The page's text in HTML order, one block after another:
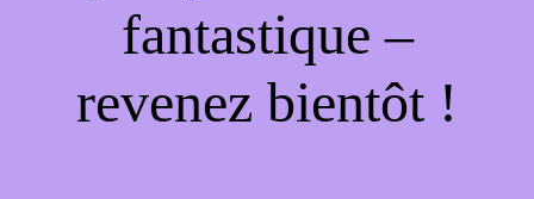
fantastique –
revenez bientôt !